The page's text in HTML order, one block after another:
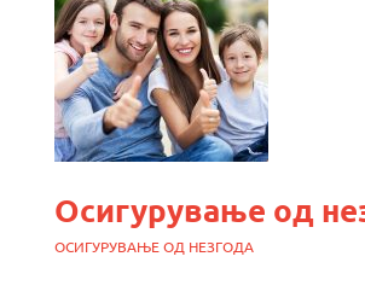
Осигурување од
ОСИГУРУВАЊЕ ОД НЕЗГОДА